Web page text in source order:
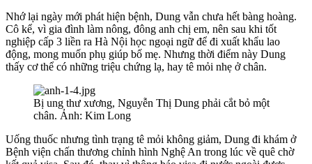
Nhớ lại ngày mới phát hiện bệnh, Dung vẫn chưa hết bàng hoàng.
Cô kể, vì gia đình làm nông, đông anh chị em, nên sau khi tốt
nghiệp cấp 3 liền ra Hà Nội học ngoại ngữ để đi xuất khẩu lao
động, mong muốn phụ giúp bố mẹ. Nhưng thời điểm này Dung
thấy cơ thể có những triệu chứng lạ, hay tê mỏi nhẹ ở chân.
Bị ung thư xương, Nguyễn Thị Dung phải cắt bỏ một
chân. Ảnh: Kim Long
Uống thuốc nhưng tình trạng tê mỏi không giảm, Dung đi khám ở
Bệnh viện chấn thương chỉnh hình Nghệ An trong lúc về quê chờ